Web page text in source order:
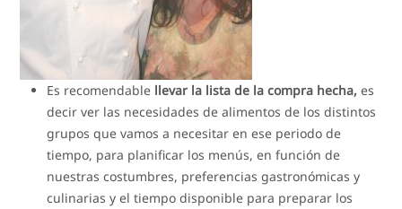
Es recomendable llevar la lista de la compra hecha, es
decir ver las necesidades de alimentos de los distintos
grupos que vamos a necesitar en ese periodo de
tiempo, para planificar los menús, en función de
nuestras costumbres, preferencias gastronómicas y
culinarias y el tiempo disponible para preparar los